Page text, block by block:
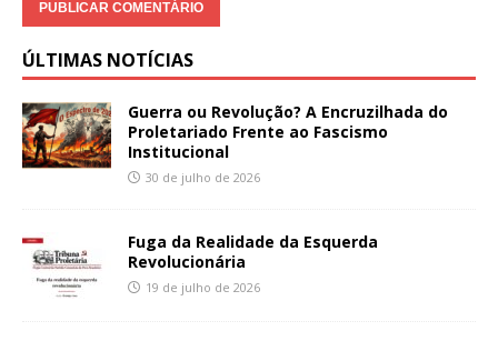
ÚLTIMAS NOTÍCIAS
Guerra ou Revolução? A Encruzilhada do
Proletariado Frente ao Fascismo
Institucional
30 de julho de 2026
Fuga da Realidade da Esquerda
Revolucionária
19 de julho de 2026